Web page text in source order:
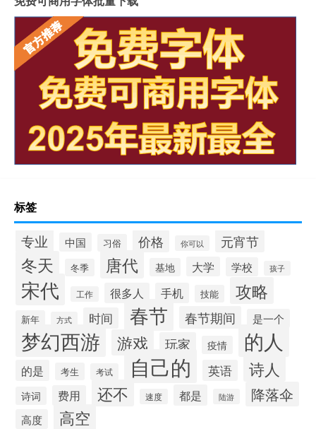
标签
专业 中国 习俗 价格 你可以 元宵节
冬天 冬季 唐代 基地 大学 学校 孩子
宋代 工作 很多人 手机 技能 攻略
新年 方式 时间 春节 春节期间 是一个
梦幻西游 游戏 玩家 疫情 的人
的是 考生 考试 自己的 英语 诗人
诗词 费用 还不 速度 都是 陆游 降落伞
高度 高空